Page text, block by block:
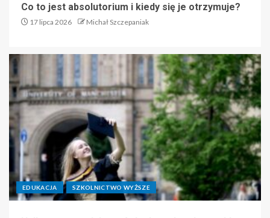
Co to jest absolutorium i kiedy się je otrzymuje?
17 lipca 2026 Michał Szczepaniak
EDUKACJA SZKOLNICTWO WYŻSZE